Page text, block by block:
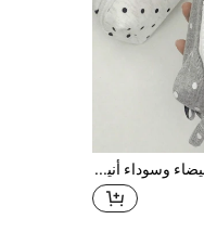
حافظة أقلام بنقاط بيضاء وسوداء أنيقة، حقيبة أقلام ذات سعة كبيرة للطلاب، عودة إلى المدرسة